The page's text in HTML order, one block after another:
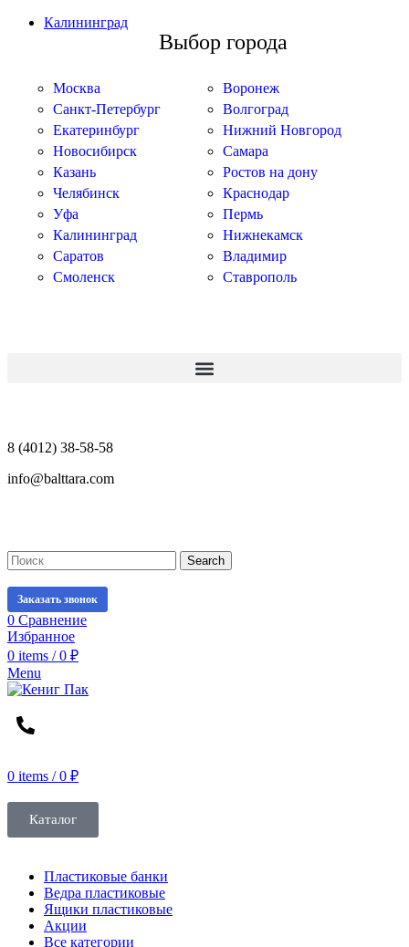
Калининград
Выбор города
Москва
Санкт-Петербург
Екатеринбург
Новосибирск
Казань
Челябинск
Уфа
Калининград
Саратов
Смоленск
Воронеж
Волгоград
Нижний Новгород
Самара
Ростов на дону
Краснодар
Пермь
Нижнекамск
Владимир
Ставрополь
8 (4012) 38-58-58
info@balttara.com
Search
Заказать звонок
0 Сравнение
Избранное
0 items / 0 ₽
Menu
0 items / 0 ₽
Каталог
Пластиковые банки
Ведра пластиковые
Ящики пластиковые
Акции
Все категории